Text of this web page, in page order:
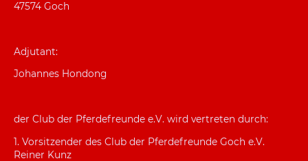
47574 Goch
Adjutant:
Johannes Hondong
der Club der Pferdefreunde e.V. wird vertreten durch:
1. Vorsitzender des Club der Pferdefreunde Goch e.V.
Reiner Kunz